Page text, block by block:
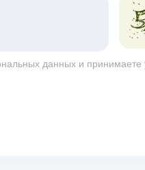
данных и принимаете